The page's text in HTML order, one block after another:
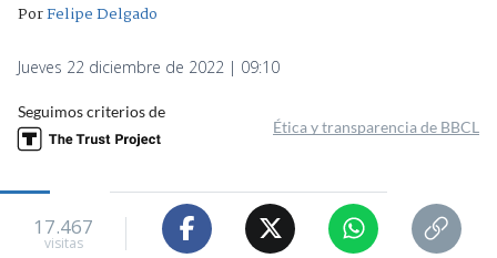
PorFelipe Delgado
Jueves 22 diciembre de 2022 | 09:10
Seguimos criterios de
Ética y transparencia de BBCL
17.467
visitas